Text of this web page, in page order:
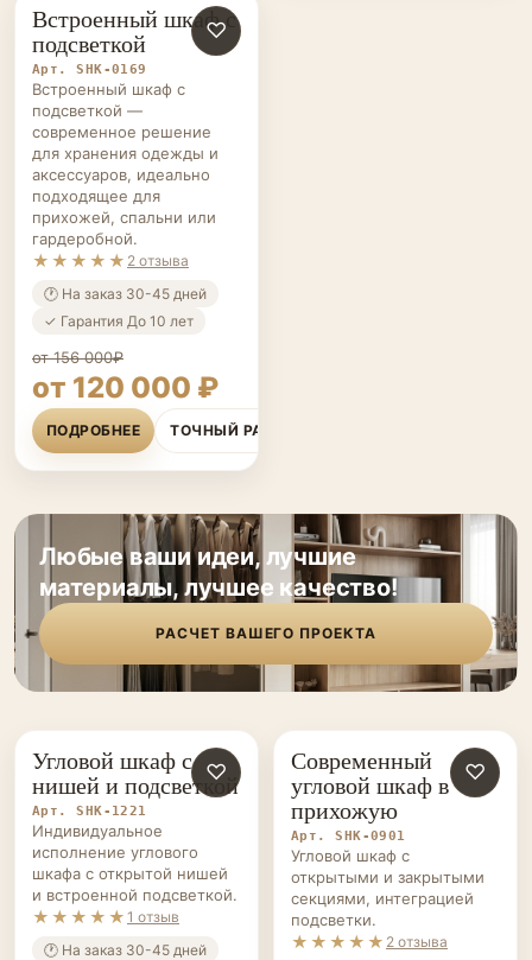
ШКАФЫ НА ЗАКАЗ ♡
Встроенный шкаф с
подсветкой
Арт. SHK-0169
Встроенный шкаф с
подсветкой —
современное решение
для хранения одежды и
аксессуаров, идеально
подходящее для
прихожей, спальни или
гардеробной.
★★★★★ 2 отзыва
🕐 На заказ 30-45 дней
✓ Гарантия До 10 лет
от 156 000₽
от 120 000 ₽
ПОДРОБНЕЕ ТОЧНЫЙ РАСЧЁТ
Любые ваши идеи, лучшие
материалы, лучшее качество!
РАСЧЕТ ВАШЕГО ПРОЕКТА
ШКАФЫ НА ЗАКАЗ ♡
Угловой шкаф с
нишей и подсветкой
Арт. SHK-1221
Индивидуальное
исполнение углового
шкафа с открытой нишей
и встроенной подсветкой.
★★★★★ 1 отзыв
🕐 На заказ 30-45 дней
ШКАФЫ НА ЗАКАЗ ♡
Современный
угловой шкаф в
прихожую
Арт. SHK-0901
Угловой шкаф с
открытыми и закрытыми
секциями, интеграцией
подсветки.
★★★★★ 2 отзыва